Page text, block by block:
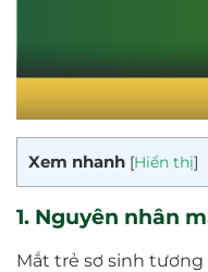
Xem nhanh [Hiển thị]
1. Nguyên nhân
Mắt trẻ sơ sinh